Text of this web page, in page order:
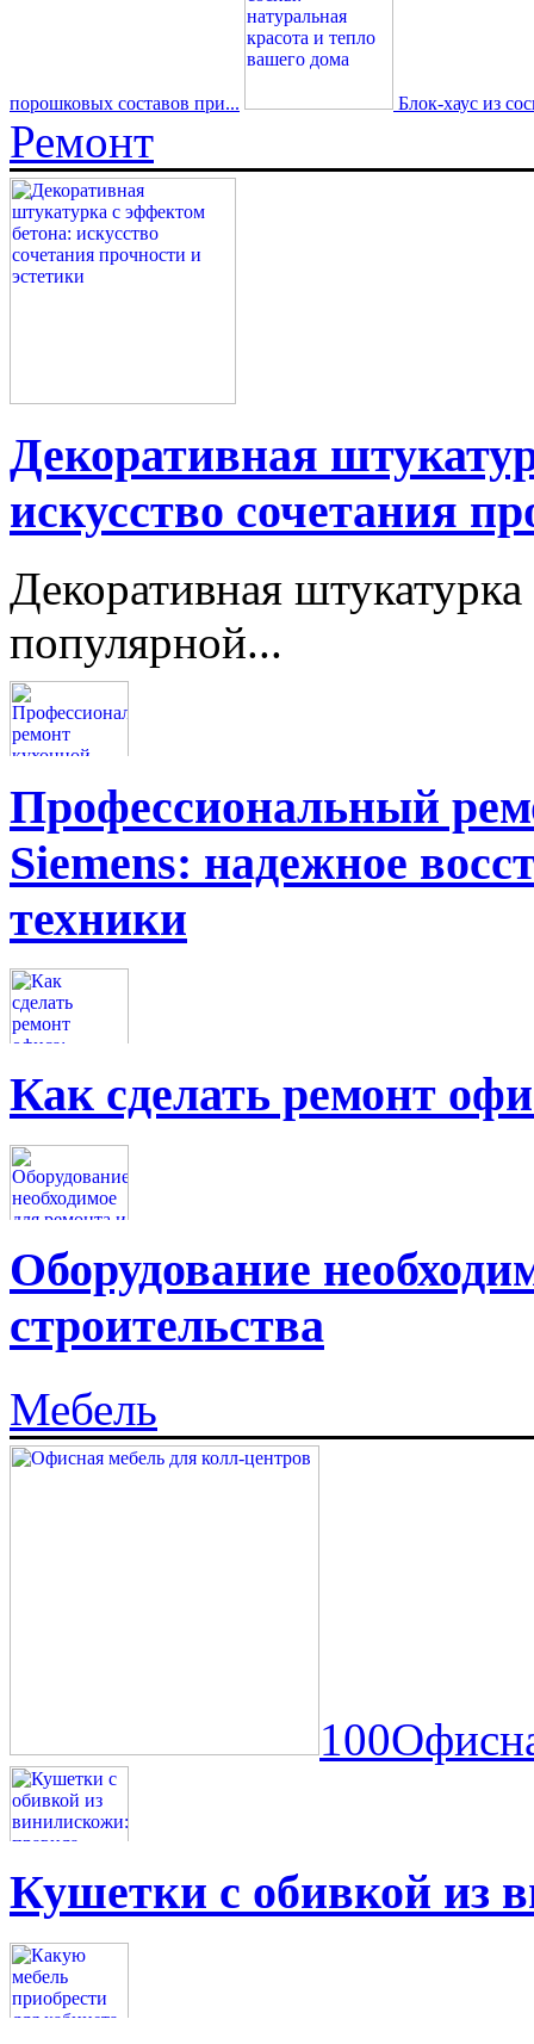
порошковых составов при... Блок-хаус из
Ремонт
Декоративная
искусство сочетания
Декоративная
популярной...
Профессиональный
Siemens: надежное
техники
Как сделать ремонт
Оборудование
строительства
Мебель
Кушетки с обивкой из